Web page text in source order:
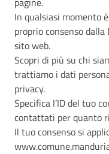
In qualsiasi momento
proprio consenso
sito web.
Scopri di più su chi
trattiamo i dati
privacy.
Specifica l’ID del tuo
contattati per quanto
Il tuo consenso si